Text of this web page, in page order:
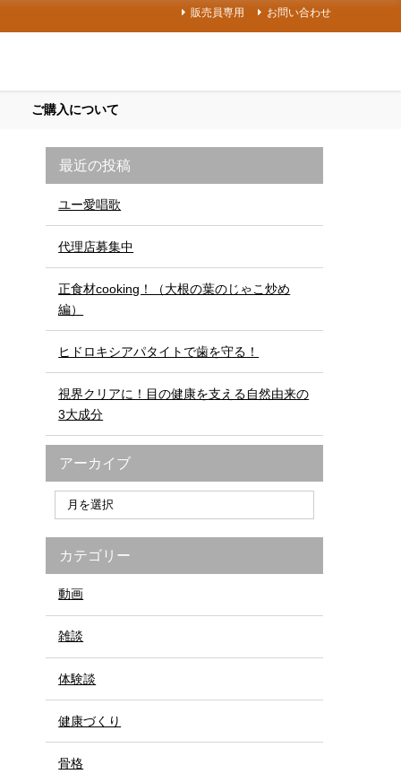
販売員専用 お問い合わせ
ご購入について
最近の投稿
ユー愛唱歌
代理店募集中
正食材cooking！（大根の葉のじゃこ炒め
編）
ヒドロキシアパタイトで歯を守る！
視界クリアに！目の健康を支える自然由来の
3大成分
アーカイブ
カテゴリー
動画
雑談
体験談
健康づくり
骨格